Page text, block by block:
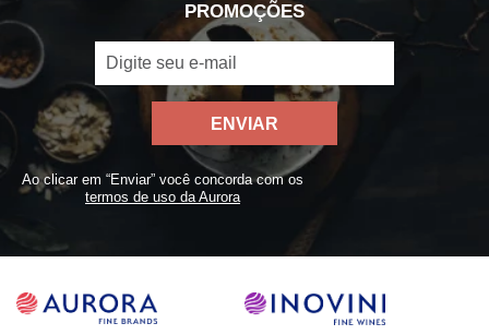
PROMOÇÕES
ENVIAR
Ao clicar em “Enviar” você concorda com os
termos de uso da Aurora